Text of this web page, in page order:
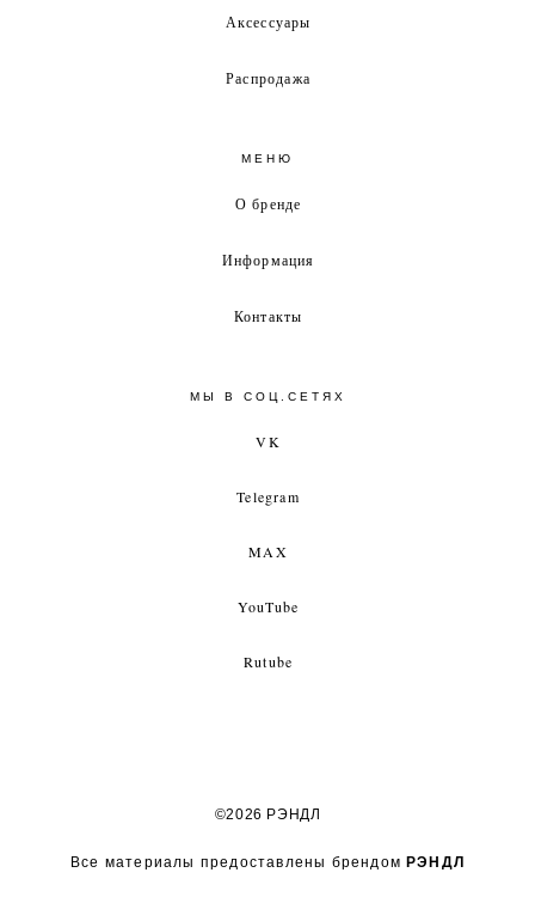
Аксессуары
Распродажа
МЕНЮ
О бренде
Информация
Контакты
МЫ В СОЦ.СЕТЯХ
VK
Telegram
MAX
YouTube
Rutube
©2026 РЭНДЛ
Все материалы предоставлены брендомРЭНДЛ